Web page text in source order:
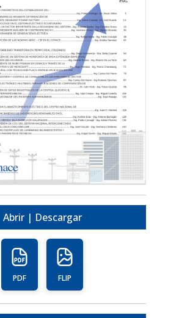
Abrir | Descargar
PDF FLIP